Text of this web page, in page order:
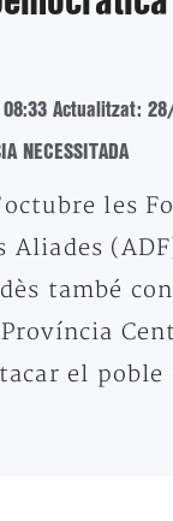
Actualitzat:
NECESSITADA
les
Aliades
també
el poble